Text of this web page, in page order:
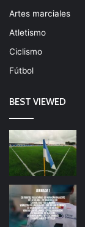
Artes marciales
Atletismo
Ciclismo
Fútbol
BEST VIEWED